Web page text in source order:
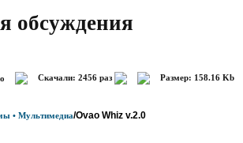
обсуждения
Скачали: 2456 раз Размер: 158.16 Kb
• Мультимедиа/Ovao Whiz v.2.0